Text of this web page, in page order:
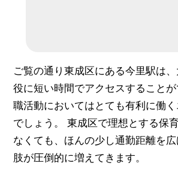
ご覧の通り東成区にある今里駅は
役に短い時間でアクセスすること
職活動においてはとても有利に働
でしょう。 東成区で理想とする保
なくても、ほんの少し通勤距離を
肢が圧倒的に増えてきます。